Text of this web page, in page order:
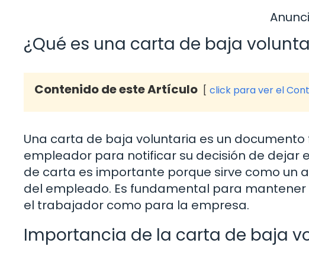
¿Qué es una carta de baja
Contenido de este Artículo click para ver el
Una carta de baja voluntaria es un
empleador para notificar su decisión de dejar
de carta es importante porque sirve como un
del empleado. Es fundamental para
el trabajador como para la empresa.
Importancia de la carta de baja